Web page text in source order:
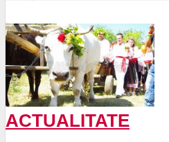
ACTUALITATE